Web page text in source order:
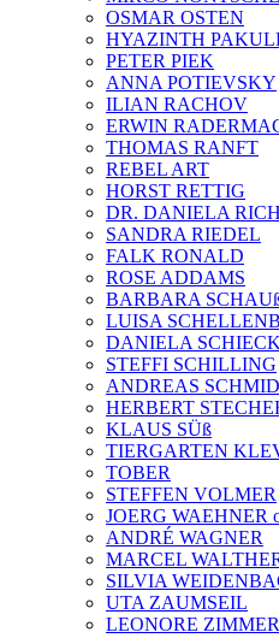
OSMAR OSTEN
HYAZINTH
PETER PIEK
ANNA POTIEVSKY
ILIAN RACHOV
ERWIN
THOMAS RANFT
REBEL ART
HORST RETTIG
DR. DANIELA
SANDRA RIEDEL
FALK RONALD
ROSE ADDAMS
BARBARA
LUISA
DANIELA SCHIECK
STEFFI SCHILLING
ANDREAS
HERBERT
KLAUS SÜß
TIERGARTEN
TOBER
STEFFEN VOLMER
JOERG WAEHNER
ANDRÉ WAGNER
MARCEL
SILVIA
UTA ZAUMSEIL
LEONORE